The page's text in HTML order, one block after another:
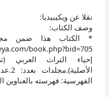
نقلا عن ويكيبيديا:
وصف الكتاب:
* الكتاب هذا ضمن
إحياء التراث العربي
الفهرسية: فهرسته بالعناوين